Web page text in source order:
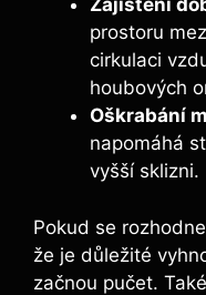
Zajištění
prostoru
cirkulaci
houbových
Oškrabání
napomáhá
vyšší sklizni.
Pokud se
že je důležité
začnou pučet.